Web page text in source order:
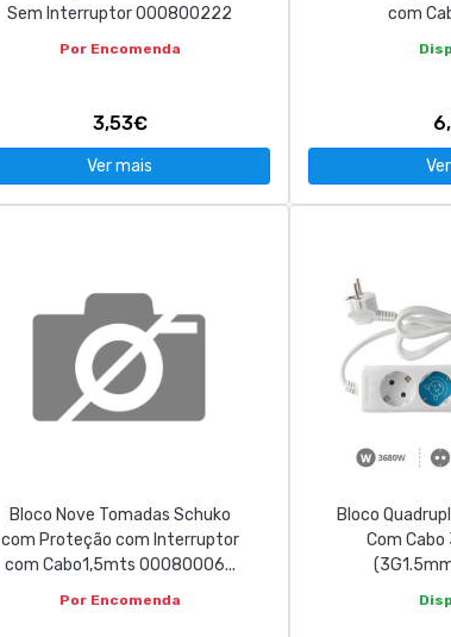
Sem Interruptor 000800222
Por Encomenda
3,53€
Ver mais
com
Bloco Nove Tomadas Schuko
com Proteção com Interruptor
com Cabo1,5mts 00080006...
Por Encomenda
Bloco
Com